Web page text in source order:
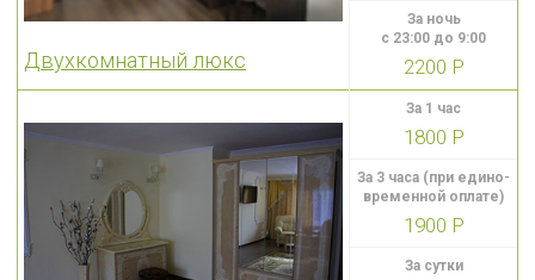
Двухкомнатный люкс
За ночь
с 23:00 до 9:00
2200 Р
За 1 час
1800 Р
За 3 часа (при едино-
временной оплате)
1900 Р
За сутки